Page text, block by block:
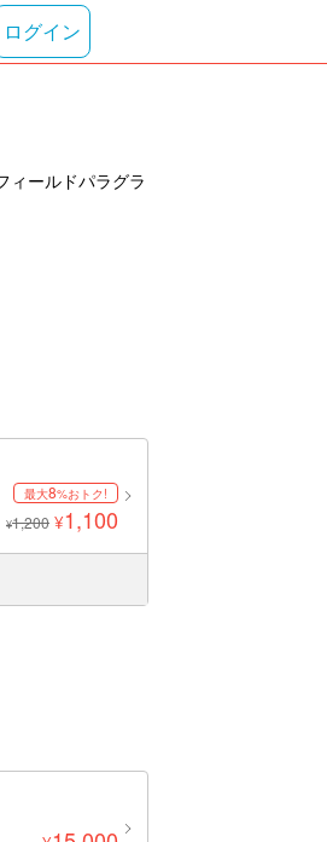
ィールドパラグラ
最大8%おトク!
¥1,200 ¥1,100
ログイン